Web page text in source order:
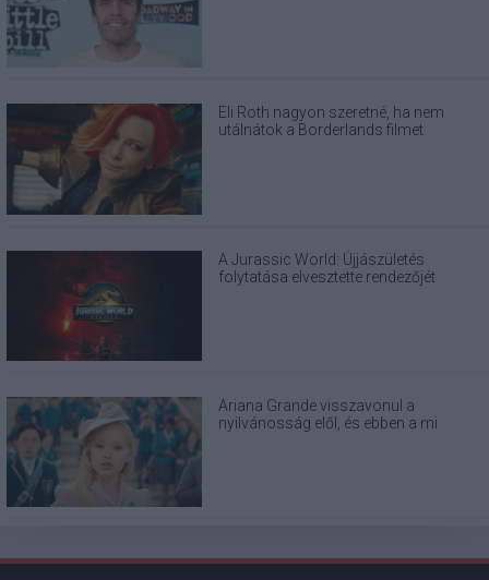
Eli Roth nagyon szeretné, ha nem
utálnátok a Borderlands filmet
A Jurassic World: Újjászületés
folytatása elvesztette rendezőjét
Ariana Grande visszavonul a
nyilvánosság elől, és ebben a mi